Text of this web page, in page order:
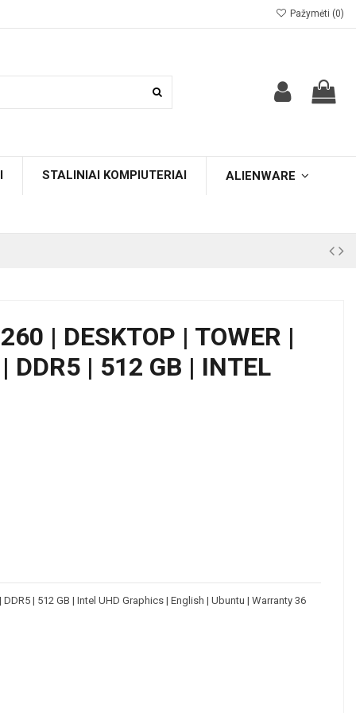
Pažymėti (0)
STALINIAI KOMPIUTERIAI ALIENWARE
| DESKTOP | TOWER |
DDR5 | 512 GB | INTEL
| 512 GB | Intel UHD Graphics | English | Ubuntu | Warranty 36